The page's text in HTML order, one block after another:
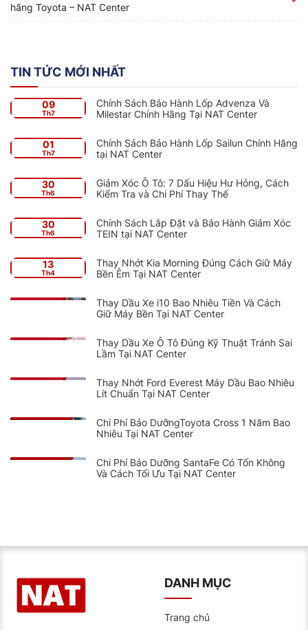
hãng Toyota – NAT Center
TIN TỨC MỚI NHẤT
09
Th7
Chính Sách Bảo Hành Lốp Advenza Và
Milestar Chính Hãng Tại NAT Center
01
Th7
Chính Sách Bảo Hành Lốp Sailun Chính Hãng
tại NAT Center
30
Th6
Giảm Xóc Ô Tô: 7 Dấu Hiệu Hư Hỏng, Cách
Kiểm Tra và Chi Phí Thay Thế
30
Th6
Chính Sách Lắp Đặt và Bảo Hành Giảm Xóc
TEIN tại NAT Center
13
Th4
Thay Nhớt Kia Morning Đúng Cách Giữ Máy
Bền Êm Tại NAT Center
Thay Dầu Xe i10 Bao Nhiêu Tiền Và Cách
Giữ Máy Bền Tại NAT Center
Thay Dầu Xe Ô Tô Đúng Kỹ Thuật Tránh Sai
Lầm Tại NAT Center
Thay Nhớt Ford Everest Máy Dầu Bao Nhiêu
Lít Chuẩn Tại NAT Center
Chi Phí Bảo DưỡngToyota Cross 1 Năm Bao
Nhiêu Tại NAT Center
Chi Phí Bảo Dưỡng SantaFe Có Tốn Không
Và Cách Tối Ưu Tại NAT Center
DANH MỤC
Trang chủ